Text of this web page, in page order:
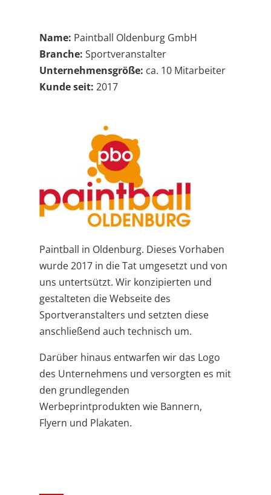
Name: Paintball Oldenburg GmbH
Branche: Sportveranstalter
Unternehmensgröße: ca. 10 Mitarbeiter
Kunde seit: 2017
Paintball in Oldenburg. Dieses Vorhaben
wurde 2017 in die Tat umgesetzt und von
uns untertsützt. Wir konzipierten und
gestalteten die Webseite des
Sportveranstalters und setzten diese
anschließend auch technisch um.
Darüber hinaus entwarfen wir das Logo
des Unternehmens und versorgten es mit
den grundlegenden
Werbeprintprodukten wie Bannern,
Flyern und Plakaten.